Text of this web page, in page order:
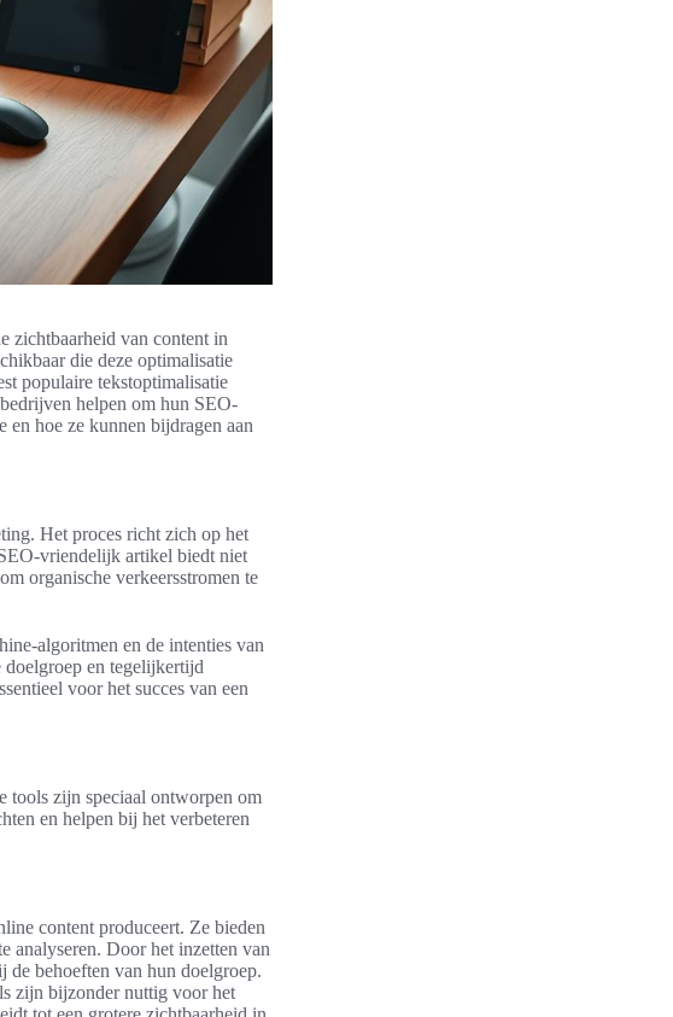
zichtbaarheid van content in
die deze optimalisatie
populaire tekstoptimalisatie
helpen om hun SEO-
en hoe ze kunnen bijdragen aan
Het proces richt zich op het
vriendelijk artikel biedt niet
organische verkeersstromen te
algoritmen en de intenties van
en tegelijkertijd
voor het succes van een
tools zijn speciaal ontworpen om
en helpen bij het verbeteren
content produceert. Ze bieden
analyseren. Door het inzetten van
de behoeften van hun doelgroep.
zijn bijzonder nuttig voor het